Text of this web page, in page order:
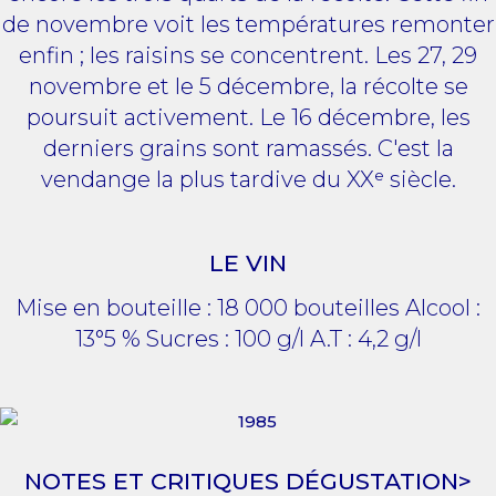
de novembre voit les températures remonter
enfin ; les raisins se concentrent. Les 27, 29
novembre et le 5 décembre, la récolte se
poursuit activement. Le 16 décembre, les
derniers grains sont ramassés. C'est la
vendange la plus tardive du XXᵉ siècle.
LE VIN
Mise en bouteille : 18 000 bouteilles Alcool :
13°5 % Sucres : 100 g/l A.T : 4,2 g/l
NOTES ET CRITIQUES DÉGUSTATION>